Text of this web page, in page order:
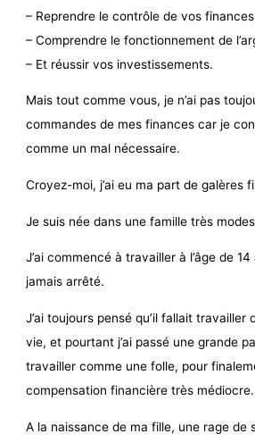
– Reprendre le contrôle de vos
– Comprendre le fonctionnement de
– Et réussir vos investissements.
Mais tout comme vous, je n’ai pas
commandes de mes finances car je
comme un mal nécessaire.
Croyez-moi, j’ai eu ma part de galères
Je suis née dans une famille très
J’ai commencé à travailler à l’âge de
jamais arrêté.
J’ai toujours pensé qu’il fallait travailler
vie, et pourtant j’ai passé une grande
travailler comme une folle, pour
compensation financière très médiocre.
A la naissance de ma fille, une rage de